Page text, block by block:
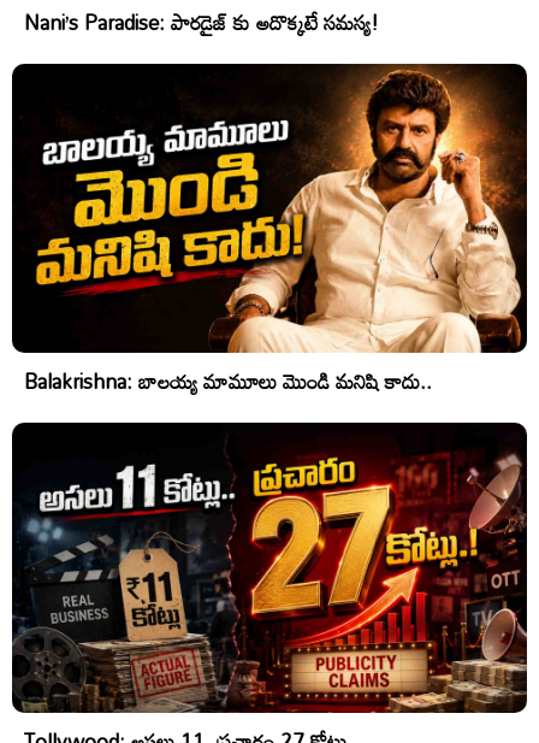
Nani’s Paradise: పారడైజ్ కు అదొక్కటే సమస్య!
Balakrishna: బాలయ్య మామూలు మొండి మనిషి కాదు..